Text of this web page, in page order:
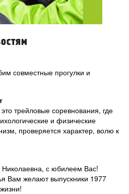
совместные прогулки и
трейловые соревнования, где
и физические
проверяется характер, волю к
с юбилеем Вас!
Вам желают выпускники 1977